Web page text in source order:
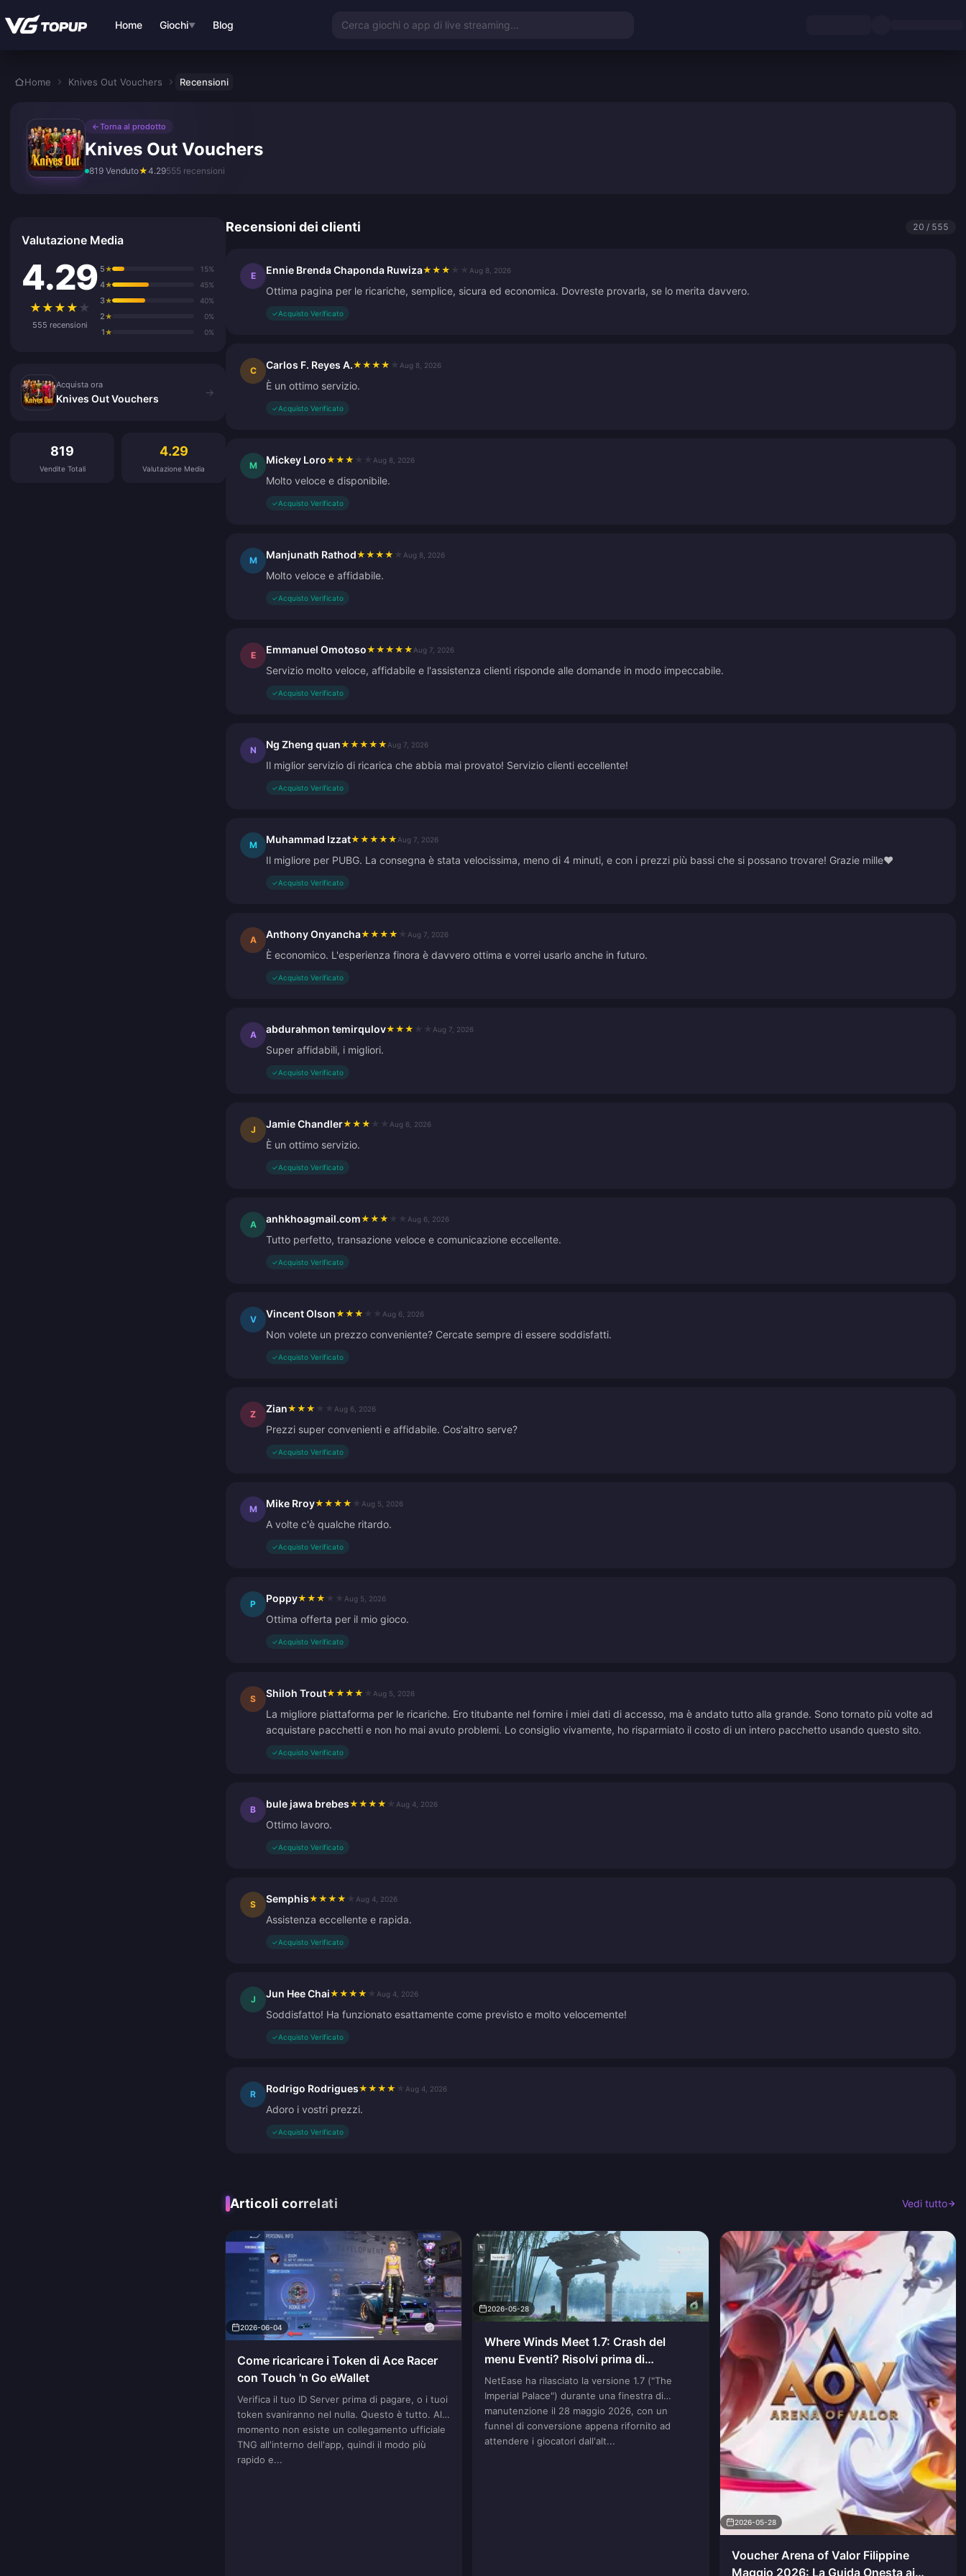
Home Giochi▼ Blog Cerca giochi o app di live streaming...
Home Knives Out Vouchers Recensioni
←Torna al prodotto
Knives Out Vouchers
819 Venduto★4.29555 recensioni
Valutazione Media
4.29
★ ★ ★ ★ ★
555 recensioni
5★ 15%
4★ 45%
3★ 40%
2★ 0%
1★ 0%
Acquista ora
Knives Out Vouchers
→
819
Vendite Totali
4.29
Valutazione Media
Recensioni dei clienti 20 / 555
E Ennie Brenda Chaponda Ruwiza★ ★ ★ Aug 8, 2026
Ottima pagina per le ricariche, semplice, sicura ed economica. Dovreste provarla, se lo merita davvero.
✓Acquisto Verificato
C Carlos F. Reyes A.★ ★ ★ ★ Aug 8, 2026
È un ottimo servizio.
✓Acquisto Verificato
M Mickey Loro★ ★ ★ Aug 8, 2026
Molto veloce e disponibile.
✓Acquisto Verificato
M Manjunath Rathod★ ★ ★ ★ Aug 8, 2026
Molto veloce e affidabile.
✓Acquisto Verificato
E Emmanuel Omotoso★ ★ ★ ★ ★ Aug 7, 2026
Servizio molto veloce, affidabile e l'assistenza clienti risponde alle domande in modo impeccabile.
✓Acquisto Verificato
N Ng Zheng quan★ ★ ★ ★ ★ Aug 7, 2026
Il miglior servizio di ricarica che abbia mai provato! Servizio clienti eccellente!
✓Acquisto Verificato
M Muhammad Izzat★ ★ ★ ★ ★ Aug 7, 2026
Il migliore per PUBG. La consegna è stata velocissima, meno di 4 minuti, e con i prezzi più bassi che si possano trovare! Grazie mille❤️
✓Acquisto Verificato
A Anthony Onyancha★ ★ ★ ★ Aug 7, 2026
È economico. L'esperienza finora è davvero ottima e vorrei usarlo anche in futuro.
✓Acquisto Verificato
A abdurahmon temirqulov★ ★ ★ Aug 7, 2026
Super affidabili, i migliori.
✓Acquisto Verificato
J Jamie Chandler★ ★ ★ Aug 6, 2026
È un ottimo servizio.
✓Acquisto Verificato
A anhkhoagmail.com★ ★ ★ Aug 6, 2026
Tutto perfetto, transazione veloce e comunicazione eccellente.
✓Acquisto Verificato
V Vincent Olson★ ★ ★ Aug 6, 2026
Non volete un prezzo conveniente? Cercate sempre di essere soddisfatti.
✓Acquisto Verificato
Z Zian★ ★ ★ Aug 6, 2026
Prezzi super convenienti e affidabile. Cos'altro serve?
✓Acquisto Verificato
M Mike Rroy★ ★ ★ ★ Aug 5, 2026
A volte c'è qualche ritardo.
✓Acquisto Verificato
P Poppy★ ★ ★ Aug 5, 2026
Ottima offerta per il mio gioco.
✓Acquisto Verificato
S Shiloh Trout★ ★ ★ ★ Aug 5, 2026
La migliore piattaforma per le ricariche. Ero titubante nel fornire i miei dati di accesso, ma è andato tutto alla grande. Sono tornato più volte ad
acquistare pacchetti e non ho mai avuto problemi. Lo consiglio vivamente, ho risparmiato il costo di un intero pacchetto usando questo sito.
✓Acquisto Verificato
B bule jawa brebes★ ★ ★ ★ Aug 4, 2026
Ottimo lavoro.
✓Acquisto Verificato
S Semphis★ ★ ★ ★ Aug 4, 2026
Assistenza eccellente e rapida.
✓Acquisto Verificato
J Jun Hee Chai★ ★ ★ ★ Aug 4, 2026
Soddisfatto! Ha funzionato esattamente come previsto e molto velocemente!
✓Acquisto Verificato
R Rodrigo Rodrigues★ ★ ★ ★ Aug 4, 2026
Adoro i vostri prezzi.
✓Acquisto Verificato
Articoli correlati Vedi tutto
2026-06-04
Come ricaricare i Token di Ace Racer
con Touch 'n Go eWallet
Verifica il tuo ID Server prima di pagare, o i tuoi
token svaniranno nel nulla. Questo è tutto. Al
momento non esiste un collegamento ufficiale
TNG all'interno dell'app, quindi il modo più
rapido e...
2026-05-28
Where Winds Meet 1.7: Crash del
menu Eventi? Risolvi prima di
acquistare
NetEase ha rilasciato la versione 1.7 ("The
Imperial Palace") durante una finestra di
manutenzione il 28 maggio 2026, con un
funnel di conversione appena rifornito ad
attendere i giocatori dall'alt...
2026-05-28
Voucher Arena of Valor Filippine
Maggio 2026: La Guida Onesta ai